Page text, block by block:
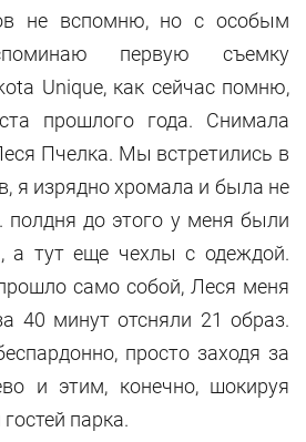
не вспомню, но с особым
первую съемку
Unique, как сейчас помню,
прошлого года. Снимала
Пчелка. Мы встретились в
я изрядно хромала и была не
полдня до этого у меня были
а тут еще чехлы с одеждой.
само собой, Леся меня
40 минут отсняли 21 образ.
просто заходя за
и этим, конечно, шокируя
парка.